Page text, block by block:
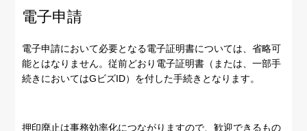
電子申請
電子申請において必要となる電子証明書については、省略可
能とはなりません。従前どおり電子証明書（または、一部手
続きにおいてはGビズID）を付した手続きとなります。
押印廃止は事務効率化につながりますので、歓迎できるもの